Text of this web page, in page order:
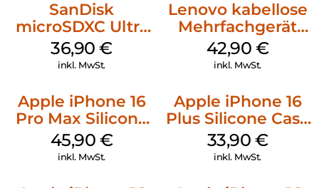
SanDisk
microSDXC Ultra
128 GB + Adapter
Mobile
36,90€
inkl. MwSt.
Lenovo kabellose
Mehrfachgerät
Luna Grey
42,90 €
inkl. MwSt.
Apple iPhone 16
Pro Max Silicone
Case MagSafe
Ultramarine
45,90 €
inkl. MwSt.
Apple iPhone 16
Plus Silicone Case
MagSafe Lake
Green
33,90 €
inkl. MwSt.